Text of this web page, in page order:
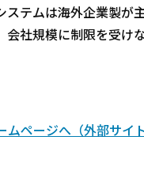
ステムは海外企業製
社規模に制限を受け
ページへ（外部サイト